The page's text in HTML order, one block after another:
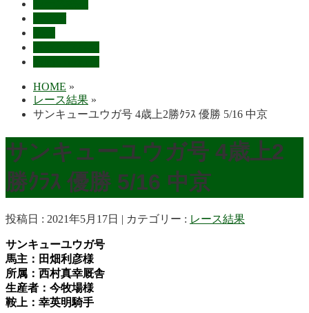
HOME »
レース結果 »
サンキューユウガ号 4歳上2勝ｸﾗｽ 優勝 5/16 中京
サンキューユウガ号 4歳上2
勝ｸﾗｽ 優勝 5/16 中京
投稿日 : 2021年5月17日 カテゴリー : レース結果
サンキューユウガ号
馬主：田畑利彦様
所属：西村真幸厩舎
生産者：今牧場様
鞍上：幸英明騎手